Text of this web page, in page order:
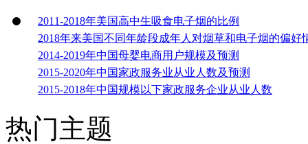
2011-2018年美国高中生吸食电子烟的比例
2018年来美国不同年龄段成年人对烟草和电子烟的偏好
2014-2019年中国母婴电商用户规模及预测
2015-2020年中国家政服务业从业人数及预测
2015-2018年中国规模以下家政服务企业从业人数
热门主题